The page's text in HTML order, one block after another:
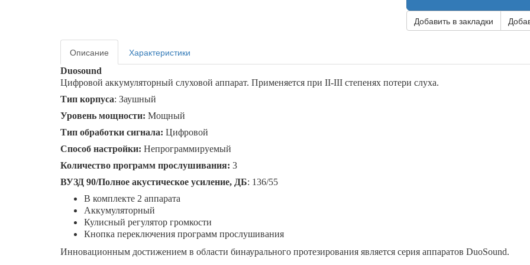
Добавить в закладки
Описание Характеристики
Duosound
Цифровой аккумуляторный слуховой аппарат. Применяется при II-III степенях потери слуха.
Тип корпуса: Заушный
Уровень мощности: Мощный
Тип обработки сигнала: Цифровой
Способ настройки: Непрограммируемый
Количество программ прослушивания: 3
ВУЗД 90/Полное акустическое усиление, ДБ: 136/55
В комплекте 2 аппарата
Аккумуляторный
Кулисный регулятор громкости
Кнопка переключения программ прослушивания
Инновационным достижением в области бинаурального протезирования является серия аппаратов DuoSound.